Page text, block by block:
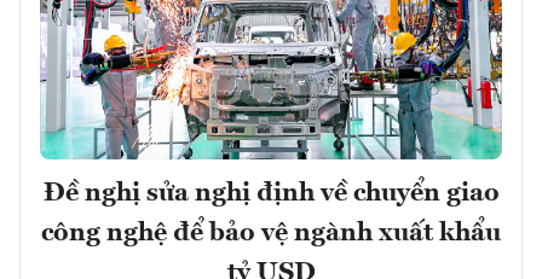
Đề nghị sửa nghị định về chuyển giao
công nghệ để bảo vệ ngành xuất khẩu
tỷ USD